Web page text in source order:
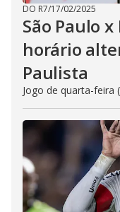
DO R7/17/02/2025
São Paulo
horário
Paulista
Jogo de quarta-feira